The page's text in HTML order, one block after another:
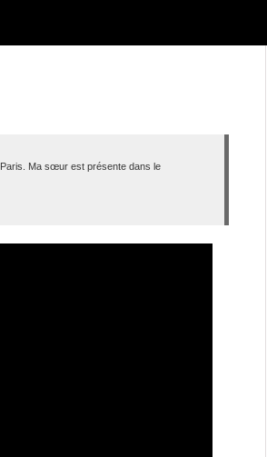
Ma sœur est présente dans le